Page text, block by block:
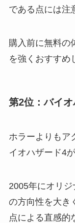
である点には注
購入前に無料の
を強くおすすめ
第2位：バイオ
ホラーよりもア
イオハザード4
2005年にオリ
の方向性を大き
点による直感的